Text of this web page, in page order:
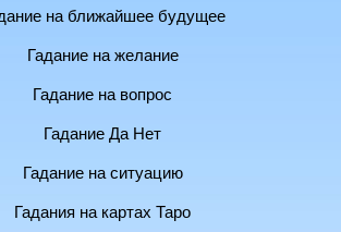
на ближайшее будущее
Гадание на желание
Гадание на вопрос
Гадание Да Нет
Гадание на ситуацию
Гадания на картах Таро